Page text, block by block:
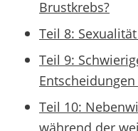
Brustkrebs?
Teil 8:
Teil 9:
Teil 10:
während der